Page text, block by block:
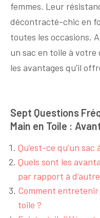
femmes. Leur
décontracté-chic en
toutes les occasions.
un sac en toile à
les avantages qu’il
Sept Questions
Main en Toile :
Qu’est-ce qu’un sac
Quels sont les
par rapport à
Comment
toile ?